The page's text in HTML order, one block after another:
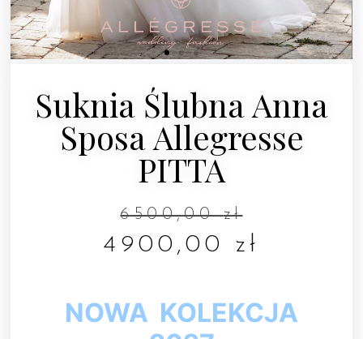
Suknia Ślubna Anna
Sposa Allegresse
PITTA
6500,00zł
4900,00 zł
NOWA KOLEKCJA